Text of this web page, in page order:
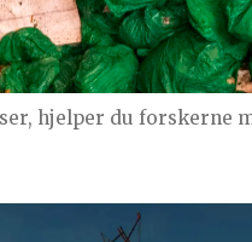
hjelper du forskerne